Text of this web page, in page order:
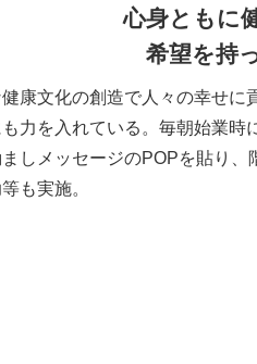
心身ともに
希望を持
康文化の創造で人々の幸せ
力を入れている。毎朝始業時
しメッセージのPOPを貼り
も実施。